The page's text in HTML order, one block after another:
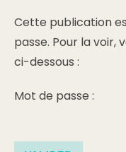
Cette publication
passe. Pour la voir,
ci-dessous :
Mot de passe :